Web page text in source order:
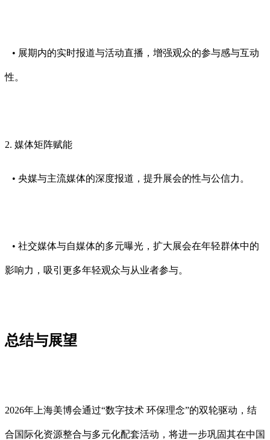
• 展期内的实时报道与活动直播，增强观众的参与感与互动
性。
2. 媒体矩阵赋能
• 央媒与主流媒体的深度报道，提升展会的性与公信力。
• 社交媒体与自媒体的多元曝光，扩大展会在年轻群体中的
影响力，吸引更多年轻观众与从业者参与。
总结与展望
2026年上海美博会通过“数字技术 环保理念”的双轮驱动，结
合国际化资源整合与多元化配套活动，将进一步巩固其在中国